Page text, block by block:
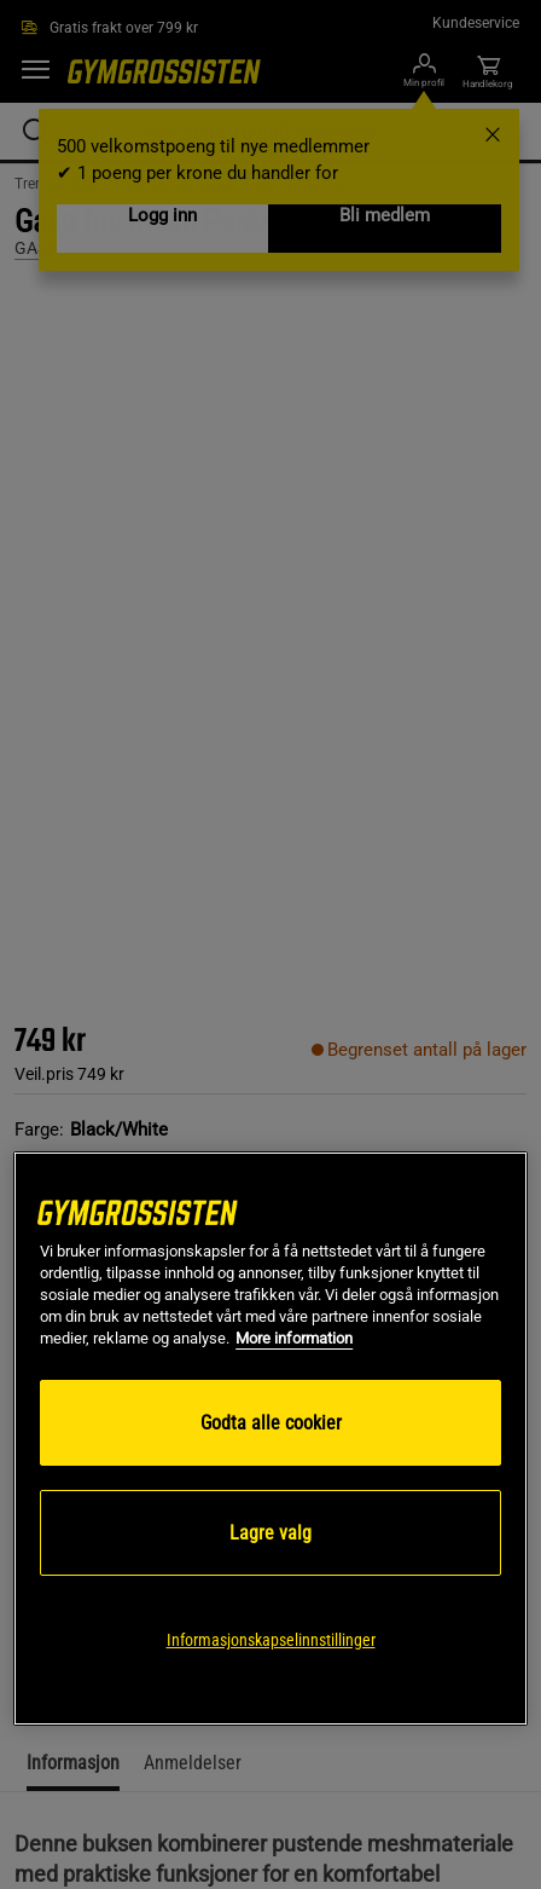
Gratis frakt over 799 kr Kundeservice
Min profil
500 velkomstpoeng til nye medlemmer
✔ 1 poeng per krone du handler for
Logg inn
Bli medlem
Handlekorg
Treningsklær / Treningsklær herre / Treningsbukser
Gasp Inc Mesh Pants, Black/White, S
GASP
749 kr
Veil.pris749 kr
Begrenset antall på lager
Farge: Black/White
S
Kjøp
ute etter en funksjonell treningsbukse med stil.
Informasjon Anmeldelser
Denne buksen kombinerer pustende meshmateriale
med praktiske funksjoner for en komfortabel
Vi bruker informasjonskapsler for å få nettstedet vårt til å fungere
ordentlig, tilpasse innhold og annonser, tilby funksjoner knyttet til
sosiale medier og analysere trafikken vår. Vi deler også informasjon
om din bruk av nettstedet vårt med våre partnere innenfor sosiale
medier, reklame og analyse. More information
Godta alle cookier
Lagre valg
Informasjonskapselinnstillinger